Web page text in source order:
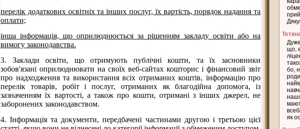
перелік додаткових освітніх та інших послуг, їх вартість, порядок надання та
оплати;
інша інформація, що оприлюднюється за рішенням закладу освіти або на
вимогу законодавства.
3. Заклади освіти, що отримують публічні кошти, та їх засновники
зобов'язані оприлюднювати на своїх веб-сайтах кошторис і фінансовий звіт
про надходження та використання всіх отриманих коштів, інформацію про
перелік товарів, робіт і послуг, отриманих як благодійна допомога, із
зазначенням їх вартості, а також про кошти, отримані з інших джерел, не
заборонених законодавством.
4. Інформація та документи, передбачені частинами другою і третьою цієї
що,
бо,
як